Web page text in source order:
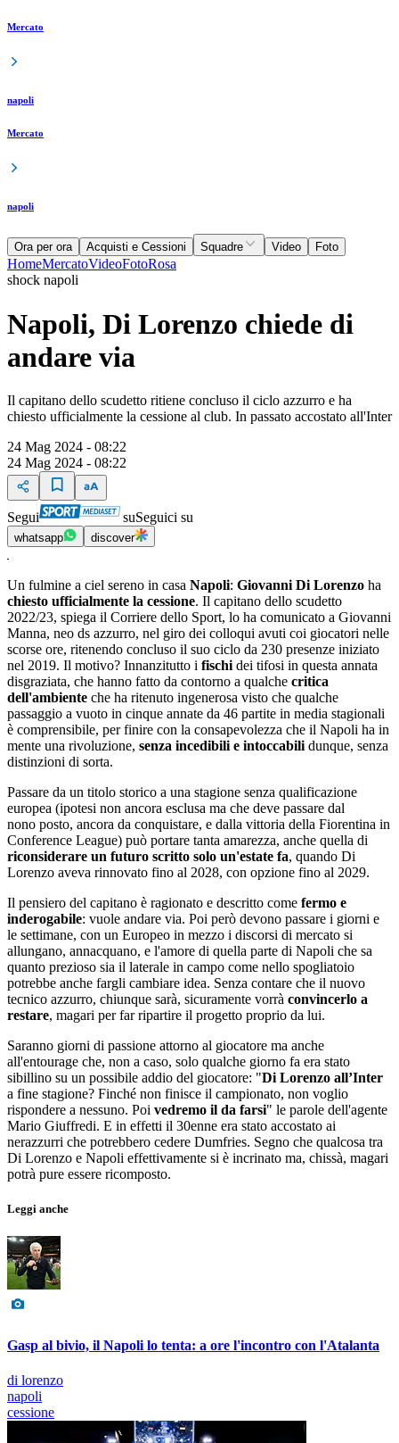
Mercato
napoli
Mercato
napoli
Ora per ora Acquisti e Cessioni Squadre Video Foto
HomeMercatoVideoFotoRosa
shock napoli
Napoli, Di Lorenzo chiede di
andare via
Il capitano dello scudetto ritiene concluso il ciclo azzurro e ha
chiesto ufficialmente la cessione al club. In passato accostato all'Inter
24 Mag 2024 - 08:22
24 Mag 2024 - 08:22
Segui suSeguici su
whatsapp discover
Un fulmine a ciel sereno in casa Napoli: Giovanni Di Lorenzo ha
chiesto ufficialmente la cessione. Il capitano dello scudetto
2022/23, spiega il Corriere dello Sport, lo ha comunicato a Giovanni
Manna, neo ds azzurro, nel giro dei colloqui avuti coi giocatori nelle
scorse ore, ritenendo concluso il suo ciclo da 230 presenze iniziato
nel 2019. Il motivo? Innanzitutto i fischi dei tifosi in questa annata
disgraziata, che hanno fatto da contorno a qualche critica
dell'ambiente che ha ritenuto ingenerosa visto che qualche
passaggio a vuoto in cinque annate da 46 partite in media stagionali
è comprensibile, per finire con la consapevolezza che il Napoli ha in
mente una rivoluzione, senza incedibili e intoccabili dunque, senza
distinzioni di sorta.
Passare da un titolo storico a una stagione senza qualificazione
europea (ipotesi non ancora esclusa ma che deve passare dal
nono posto, ancora da conquistare, e dalla vittoria della Fiorentina in
Conference League) può portare tanta amarezza, anche quella di
riconsiderare un futuro scritto solo un'estate fa, quando Di
Lorenzo aveva rinnovato fino al 2028, con opzione fino al 2029.
Il pensiero del capitano è ragionato e descritto come fermo e
inderogabile: vuole andare via. Poi però devono passare i giorni e
le settimane, con un Europeo in mezzo i discorsi di mercato si
allungano, annacquano, e l'amore di quella parte di Napoli che sa
quanto prezioso sia il laterale in campo come nello spogliatoio
potrebbe anche fargli cambiare idea. Senza contare che il nuovo
tecnico azzurro, chiunque sarà, sicuramente vorrà convincerlo a
restare, magari per far ripartire il progetto proprio da lui.
Saranno giorni di passione attorno al giocatore ma anche
all'entourage che, non a caso, solo qualche giorno fa era stato
sibillino su un possibile addio del giocatore: "Di Lorenzo all’Inter
a fine stagione? Finché non finisce il campionato, non voglio
rispondere a nessuno. Poi vedremo il da farsi" le parole dell'agente
Mario Giuffredi. E in effetti il 30enne era stato accostato ai
nerazzurri che potrebbero cedere Dumfries. Segno che qualcosa tra
Di Lorenzo e Napoli effettivamente si è incrinato ma, chissà, magari
potrà pure essere ricomposto.
Leggi anche
Gasp al bivio, il Napoli lo tenta: a ore l'incontro con l'Atalanta
di lorenzo
napoli
cessione